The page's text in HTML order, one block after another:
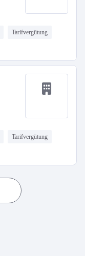
Tarifvergütung
Tarifvergütung